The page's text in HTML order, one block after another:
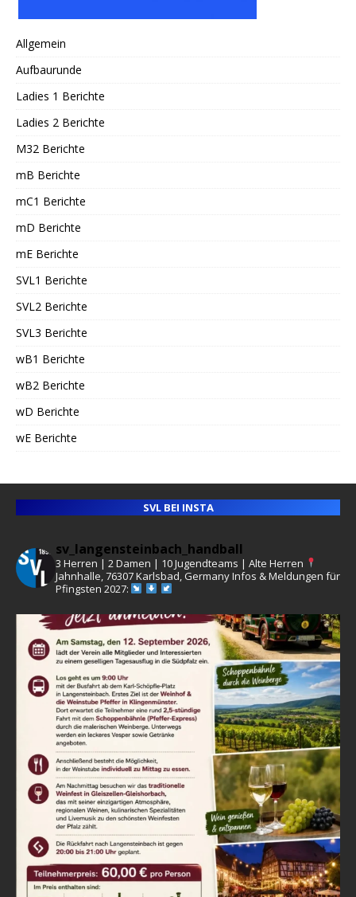
Allgemein
Aufbaurunde
Ladies 1 Berichte
Ladies 2 Berichte
M32 Berichte
mB Berichte
mC1 Berichte
mD Berichte
mE Berichte
SVL1 Berichte
SVL2 Berichte
SVL3 Berichte
wB1 Berichte
wB2 Berichte
wD Berichte
wE Berichte
SVL BEI INSTA
sv_langensteinbach_handball
3 Herren | 2 Damen | 10 Jugendteams | Alte Herren
Jahnhalle, 76307 Karlsbad, GermanyInfos & Meldungen für
Pfingsten 2027: